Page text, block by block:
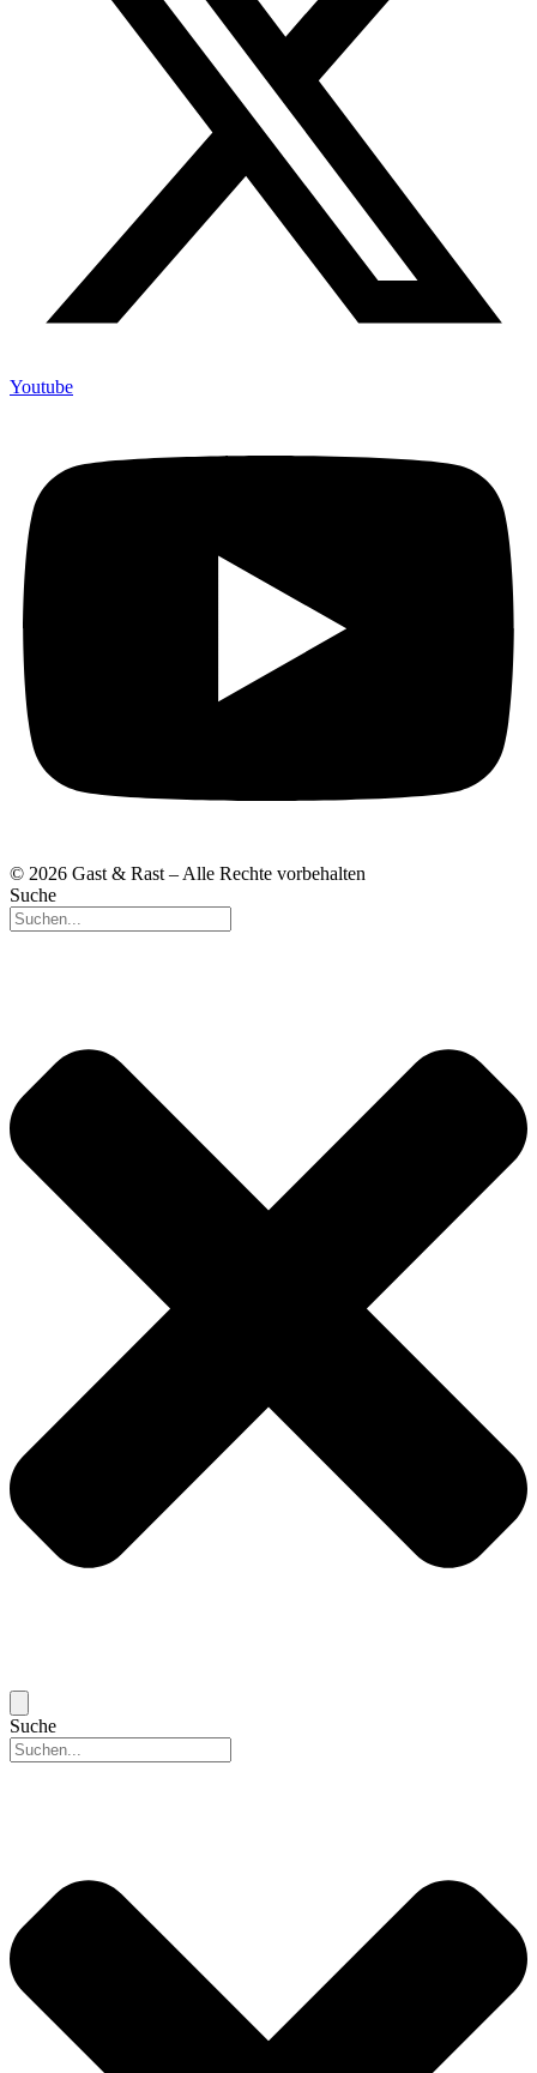
Youtube
© 2026 Gast & Rast – Alle Rechte vorbehalten
Suche
Suche